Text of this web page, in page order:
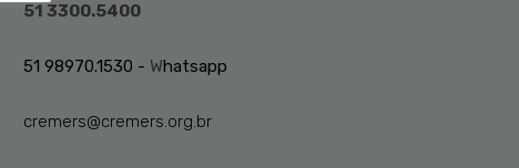
51 3300.5400
51 98970.1530 - Whatsapp
cremers@cremers.org.br